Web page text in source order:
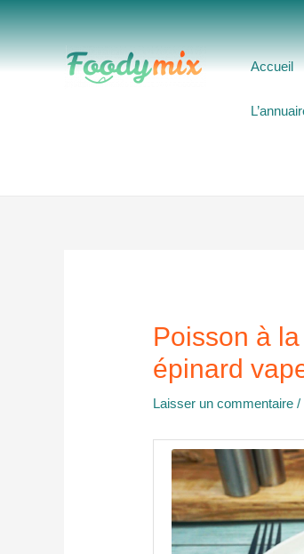
Aller
au
contenu
Accueil
Poisson à
épinard
Laisser un commentaire /